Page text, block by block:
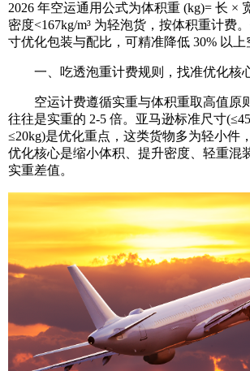
2026 年空运通用公式为体积重 (kg)= 长 ×
密度<167kg/m³ 为轻泡货，按体积重计费
寸优化包装与配比，可精准降低 30% 以上
一、吃透泡重计费规则，找准优化核
空运计费遵循实重与体积重取高值原
往往是实重的 2-5 倍。亚马逊标准尺寸
≤20kg)是优化重点，这类货物多为轻小件
优化核心是缩小体积、提升密度、轻重混
实重差值。